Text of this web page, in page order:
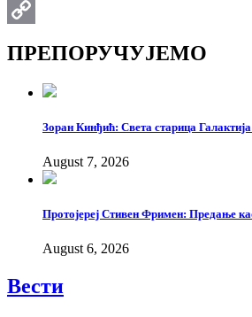
Email
ПРЕПОРУЧУЈЕМО
Зоран Кинђић: Света старица
August 7, 2026
Протојереј Стивен Фримен: Предање
August 6, 2026
Вести